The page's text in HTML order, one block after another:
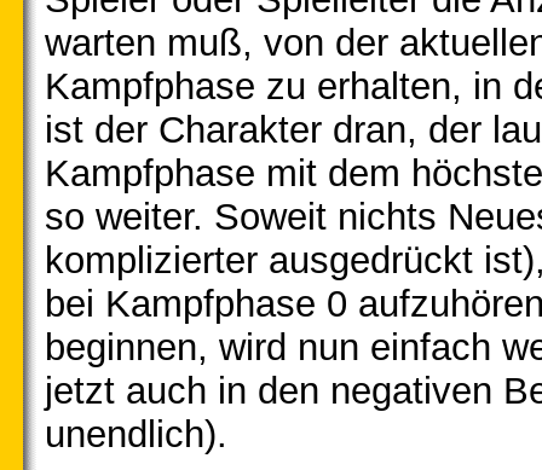
warten muß, von der
Kampfphase zu erhalten, in
ist der Charakter dran, der
Kampfphase mit dem
so weiter. Soweit nichts
komplizierter ausgedrückt
bei Kampfphase 0
beginnen, wird nun einfach
jetzt auch in den negativen
unendlich).